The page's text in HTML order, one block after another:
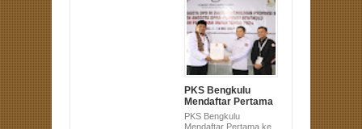
PKS Bengkulu
Mendaftar Pertama
ke KPU Provinsi
Bengkulu pada
PKS Bengkulu
Mendaftar Pertama ke